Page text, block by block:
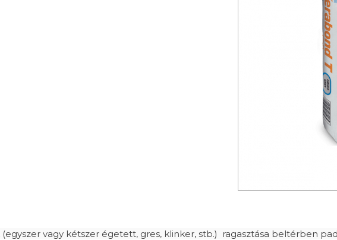
vagy kétszer égetett, gres, klinker, stb.) ragasztása beltérben